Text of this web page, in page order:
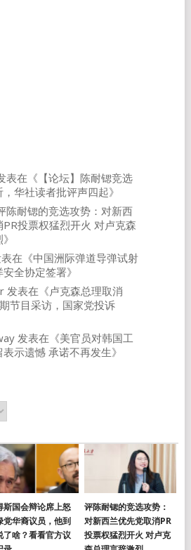
表在《 【论坛】陈耐锶竞选
华社读者批评声四起》
陈耐锶的竞选攻势：对新西
投票权猛烈开火 对卢克森
》
在《中国洲际弹道导弹试射
全协定签署》
发表在《卢克森总理取消
节目采访，国家党投诉
发表在《美官员对韩国工
表示遗憾 承诺不再发生》
斯国会辩论席上怒
党华裔议员，他到
了啥？看看官方议
评陈耐锶的竞选攻势：
对新西兰优先党取消PR
投票权猛烈开火 对卢克